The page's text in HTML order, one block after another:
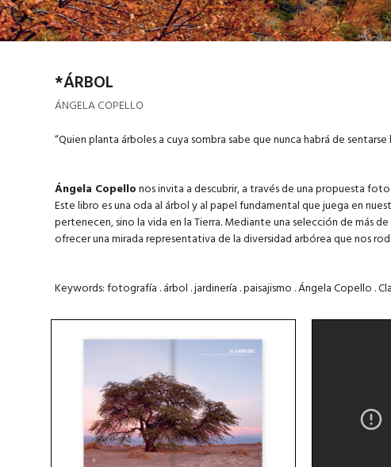
*ÁRBOL
ÁNGELA COPELLO
“Quien planta árboles a cuya sombra sabe que nunca habrá de
Ángela Copellonos invita a descubrir, a través de una propuesta
Este libro es una oda al árbol y al papel fundamental que juega en
pertenecen, sino la vida en la Tierra. Mediante una selección de más
ofrecer una mirada representativa de la diversidad arbórea que nos
Keywords: fotografía . árbol . jardinería . paisajismo . Ángela Copello .